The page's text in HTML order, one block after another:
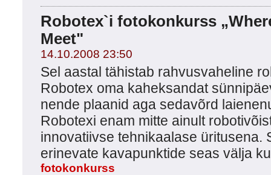
Robotex`i fotokonkurss
Meet"
14.10.2008 23:50
Sel aastal tähistab rahvusvaheline
Robotex oma kaheksandat
nende plaanid aga sedavõrd
Robotexi enam mitte ainult
innovatiivse tehnikaalase üritusena.
erinevate kavapunktide seas välja
fotokonkurss